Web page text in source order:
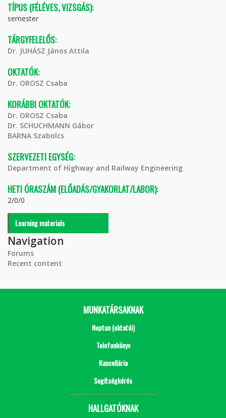
TÍPUS (FÉLÉVES, VIZSGÁS):
semester
TÁRGYFELELŐS:
Dr. JUHÁSZ János Attila
OKTATÓK:
Dr. OROSZ Csaba
KORÁBBI OKTATÓK:
Dr. OROSZ Csaba
Dr. SCHUCHMANN Gábor
BARNA Szabolcs
SZERVEZETI EGYSÉG:
Department of Highway and Railway Engineering
HETI ÓRASZÁM (ELŐADÁS/GYAKORLAT/LABOR):
2/0/0
Learning materials
Navigation
Forums
Recent content
MUNKATÁRSAKNAK
Neptun (oktatói)
Telefonkönyv
Kancellária
Segítségkérés
HALLGATÓKNAK